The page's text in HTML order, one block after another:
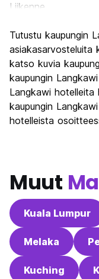
Liikenne
Kulttuuri
Yöelämä
Rahanarvoinen
Tutustu kaupungin
asiakasarvosteluita
katso kuvia
kaupungin
Langkawi hotelleita
kaupungin
hotelleista
Muut
Kuala Lumpur
Melaka
Kuching